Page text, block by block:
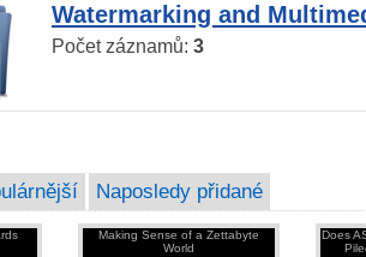
Watermarking and
Počet záznamů: 3
Naposledy přidané
Making Sense of a Zettabyte
World
Does